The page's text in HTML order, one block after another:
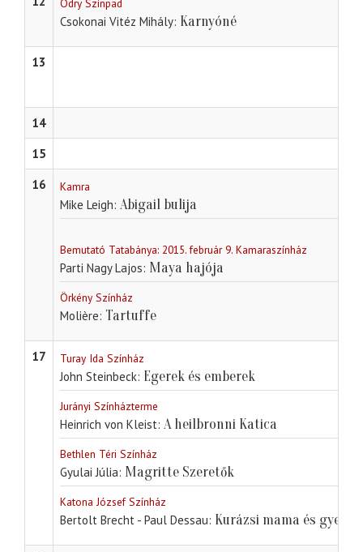
Ódry Színpad
Csokonai Vitéz Mihály Karnyóné
13
14
15
16
Kamra
Mike Leigh Abigail bulija
Bemutató Tatabánya: 2015. február 9. Kamaraszínház
Parti Nagy Lajos Maya hajója
Örkény Színház
Molière Tartuffe
17 Turay Ida Színház
John Steinbeck Egerek és emberek
Jurányi Színházterme
Heinrich von Kleist A heilbronni Katica
Bethlen Téri Színház
Gyulai Júlia Magritte Szeretők
Katona József Színház
Bertolt Brecht - Paul Dessau Kurázsi mama és